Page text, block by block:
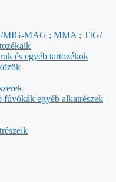
/MIG-MAG ; MMA ; TIG/
és egyéb tartozékok
egyéb alkatrészek